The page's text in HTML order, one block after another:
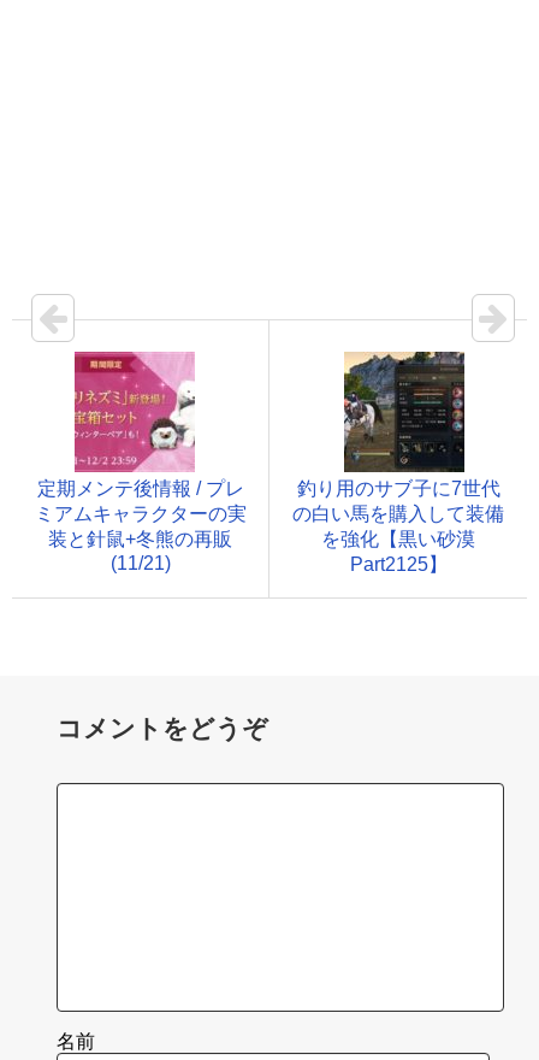
定期メンテ後情報 / プレ
ミアムキャラクターの実
装と針鼠+冬熊の再販
(11/21)
釣り用のサブ子に7世代
の白い馬を購入して装備
を強化【黒い砂漠
Part2125】
コメントをどうぞ
名前